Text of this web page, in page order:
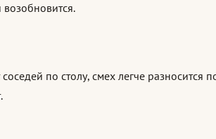
по столу, смех легче разносится